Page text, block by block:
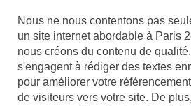
Nous ne nous contentons pas
un site internet abordable à Paris
nous créons du contenu de
s'engagent à rédiger des textes
pour améliorer votre
de visiteurs vers votre site. De